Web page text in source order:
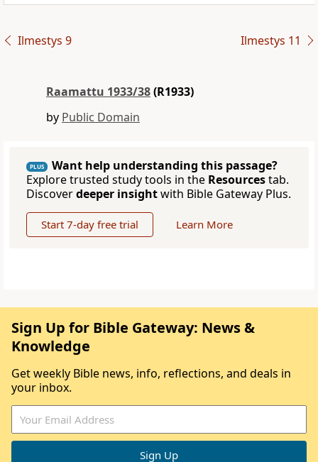
Ilmestys 9 Ilmestys 11
Raamattu 1933/38(R1933)
by Public Domain
PLUS
Want help understanding this passage?
Explore trusted study tools in the Resourcestab.
Discoverdeeper insightwith Bible Gateway Plus.
Start 7-day free trial Learn More
Sign Up for Bible Gateway: News &
Knowledge
Get weekly Bible news, info, reflections, and deals in
your inbox.